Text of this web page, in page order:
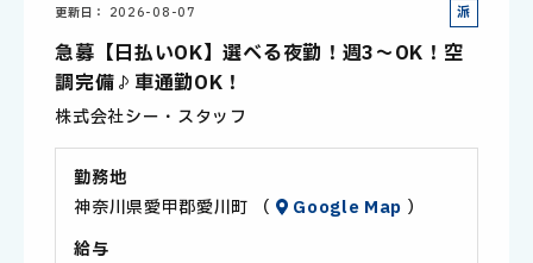
更新日 2026-08-07
派
社
急募【日払いOK】選べる夜勤！週3～OK！空
調完備♪車通勤OK！
株式会社シー・スタッフ
勤務地
神奈川県愛甲郡愛川町 （
Google Map ）
給与